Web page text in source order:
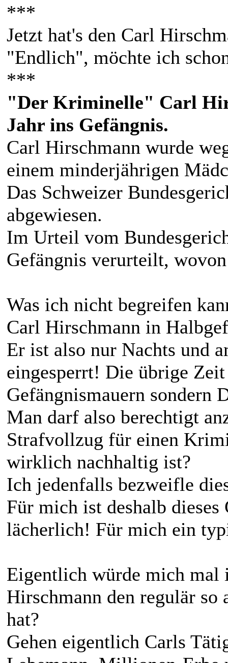
***
Jetzt hat's den Carl
"Endlich", möchte ich
***
"Der Kriminelle" Carl
Jahr ins Gefängnis.
Carl Hirschmann wurde
einem minderjährigen
Das Schweizer
abgewiesen.
Im Urteil vom
Gefängnis verurteilt,
Was ich nicht begreifen
Carl Hirschmann in
Er ist also nur Nachts und
eingesperrt! Die übrige
Gefängnismauern sondern
Man darf also berechtigt
Strafvollzug für einen
wirklich nachhaltig ist?
Ich jedenfalls bezweifle
Für mich ist deshalb
lächerlich! Für mich ein
Eigentlich würde mich mal
Hirschmann den regulär so
hat?
Gehen eigentlich Carls